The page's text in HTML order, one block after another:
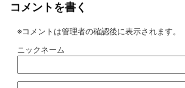
コメントを書く
※コメントは管理者の確認後に表示されます。
ニックネーム